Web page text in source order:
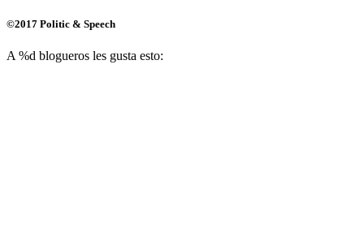
©2017 Politic & Speech
A %d blogueros les gusta esto: